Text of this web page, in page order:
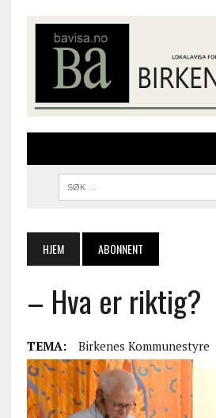
HJEM ABONNENT
– Hva er riktig?
TEMA: Birkenes Kommunestyre